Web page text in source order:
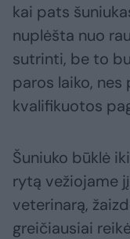
kai pats
nuplėšta nuo
sutrinti, be to
paros laiko,
kvalifikuotos
Šuniuko būklė
rytą vežiojame
veterinarą,
greičiausiai